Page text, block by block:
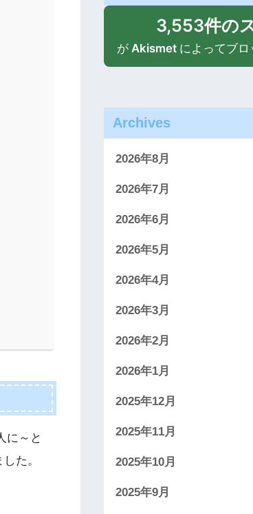
に～と
た。
3,553件の
が Akismet によってブ
Archives
2026年8月
2026年7月
2026年6月
2026年5月
2026年4月
2026年3月
2026年2月
2026年1月
2025年12月
2025年11月
2025年10月
2025年9月